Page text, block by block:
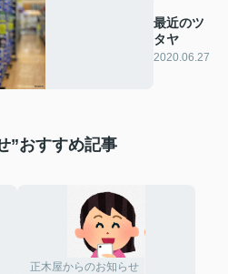
最近のツ
タヤ
2020.06.27
”おすすめ記事
正木屋からのお知らせ